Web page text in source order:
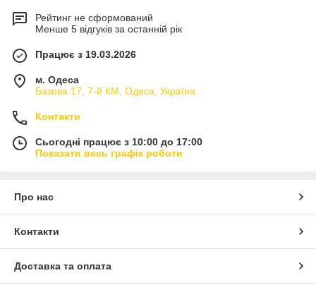
Рейтинг не сформований
Менше 5 відгуків за останній рік
Працює з 19.03.2026
м. Одеса
Базова 17, 7-й КМ, Одеса, Україна
Контакти
Сьогодні працює з 10:00 до 17:00
Показати весь графік роботи
Про нас
Контакти
Доставка та оплата